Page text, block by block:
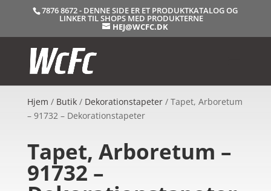
7876 8672 - DENNE SIDE ER ET PRODUKTKATALOG OG
LINKER TIL SHOPS MED PRODUKTERNE
HEJ@WCFC.DK
Hjem / Butik/ Dekorationstapeter/ Tapet, Arboretum
– 91732 – Dekorationstapeter
Tapet, Arboretum –
91732 –